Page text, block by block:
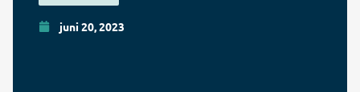
juni 20, 2023